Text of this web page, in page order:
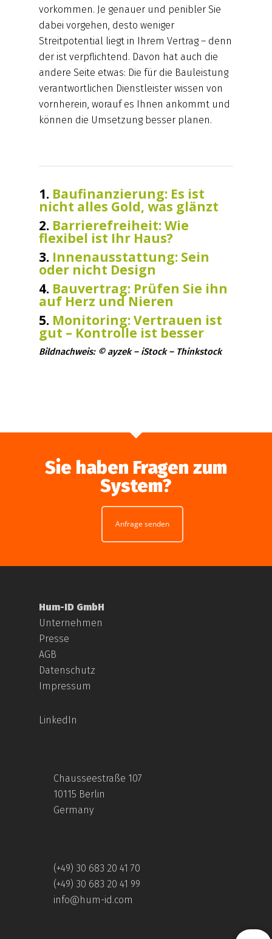
vorkommen. Je genauer und penibler Sie
dabei vorgehen, desto weniger
Streitpotential liegt in Ihrem Vertrag – denn
der ist verpflichtend. Davon hat auch die
andere Seite etwas: Die für die Bauleistung
verantwortlichen Dienstleister wissen von
vornherein, worauf es Ihnen ankommt und
können die Umsetzung besser planen.
1. Baufinanzierung: Es ist
nicht alles Gold, was glänzt
2. Barrierefreiheit: Wie
flexibel ist Ihr Haus?
3. Innenausstattung: Sein
oder nicht Design
4. Bauvertrag: Prüfen Sie ihn
auf Herz und Nieren
5. Monitoring: Vertrauen ist
gut – Kontrolle ist besser
Bildnachweis: © ayzek – iStock – Thinkstock
Sie haben Fragen zum
System?
Anfrage senden
Hum-ID GmbH
Unternehmen
Presse
AGB
Datenschutz
Impressum
LinkedIn
Chausseestraße 107
10115 Berlin
Germany
(+49) 30 683 20 41 70
(+49) 30 683 20 41 99
info@hum-id.com